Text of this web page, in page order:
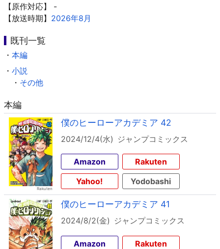
【原作対応】 -
【放送時期】 2026年8月
既刊一覧
・ 本編
・ 小説
・ その他
本編
僕のヒーローアカデミア 42
2024/12/4(水) ジャンプコミックス
Amazon
Rakuten
Yahoo!
Yodobashi
僕のヒーローアカデミア 41
2024/8/2(金) ジャンプコミックス
Amazon
Rakuten